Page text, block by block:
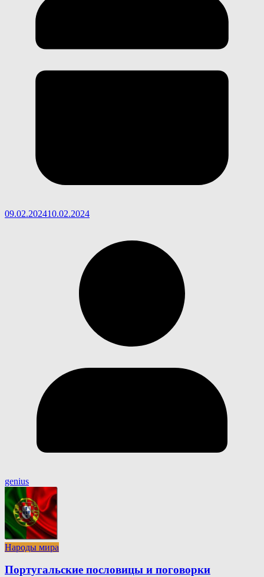
09.02.202410.02.2024
genius
Народы мира
Португальские пословицы и поговорки